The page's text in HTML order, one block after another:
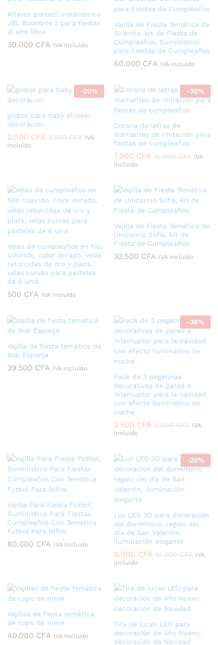
Altavoz portatil inalámbrico
JBL Boombox 3 para fiestas
al aire libre
30.000 CFA IVA Incluido
Vajilla de Fiesta Temática de
Sirenita, kit de Fiesta de
Cumpleaños, Suministros
para Fiestas de Cumpleaños
60.000 CFA IVA Incluido
-20%
globos para baby shower
decoración
2.000 CFA 2.500CFA IVA
Incluido
-30%
Corona de letras de
diamantes de imitación para
fiestas de cumpleaños
7.000 CFA 10.000CFA IVA
Incluido
Velas de cumpleaños en hilo
colorido, color dorado, velas
retorcidas de oro y plata,
velas curvas para pasteles
de 6 und.
500 CFA IVA Incluido
Vajilla de Fiesta Temática de
Unicornio Sofia, kit de
Fiesta de Cumpleaños
33.500 CFA IVA Incluido
Vajilla de fiesta temática de
Bob Esponja
39.500 CFA IVA Incluido
-38%
Pack de 3 pegatinas
decorativas de pared e
interruptor para la navidad
con efecto iluminativo de
noche
2.500 CFA 4.000CFA IVA
Incluido
Vajilla Para Fiesta Fútbol,
Suministros Para Fiestas
Cumpleaños Con Temática
Fútbol Para Niños
60.000 CFA IVA Incluido
-20%
Luz LED 3D para decoración
del dormitorio, regalo del
día de San Valentín,
iluminación elegante
8.000 CFA 10.000CFA IVA
Incluido
Vajillas de fiesta temática
de copo de nieve
40.000 CFA IVA Incluido
Tira de luces LED para
decoración de Año Nuevo,
decoración de Navidad